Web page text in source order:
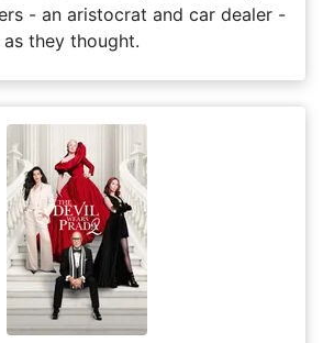
- an aristocrat and car dealer -
they thought.